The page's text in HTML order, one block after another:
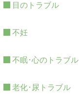
目のトラブル
不妊
不眠･心のトラブル
老化･尿トラブル